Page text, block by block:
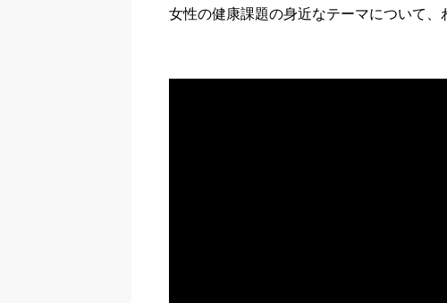
女性の健康課題の身近なテーマについて、